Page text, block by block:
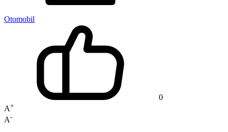
Otomobil
0
A+
A-